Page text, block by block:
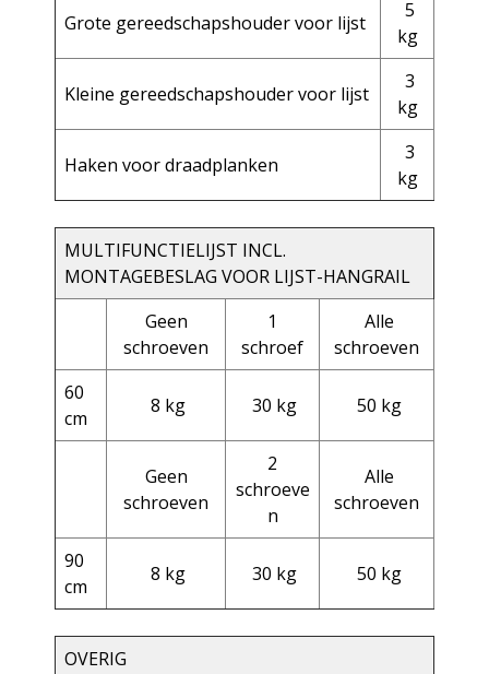
Grote gereedschapshouder voor lijst
5
kg
Kleine gereedschapshouder voor lijst
3
kg
Haken voor draadplanken
3
kg
MULTIFUNCTIELIJST INCL.
MONTAGEBESLAG VOOR LIJST-HANGRAIL
Geen
schroeven
1
schroef
Alle
schroeven
60
cm
8 kg 30 kg 50 kg
Geen
schroeven
2
schroeve
n
Alle
schroeven
90
cm
8 kg 30 kg 50 kg
OVERIG